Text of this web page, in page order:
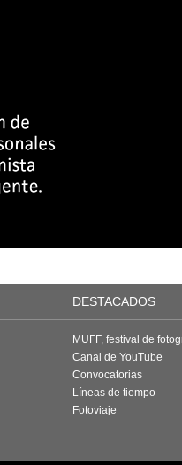
DESTACADOS
MUFF, festival de
Canal de YouTube
Convocatorias
Líneas de tiempo
Fotoviaje